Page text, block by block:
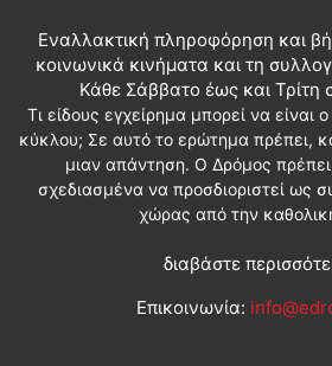
Εναλλακτική πληροφόρηση και
κοινωνικά κινήματα και τη
Κάθε Σάββατο έως και Τρίτη
Τι είδους εγχείρημα μπορεί να είναι
κύκλου; Σε αυτό το ερώτημα πρέπει,
μιαν απάντηση. Ο Δρόμος πρέπει
σχεδιασμένα να προσδιοριστεί ως
χώρας από την
διαβάστε
Επικοινωνία: